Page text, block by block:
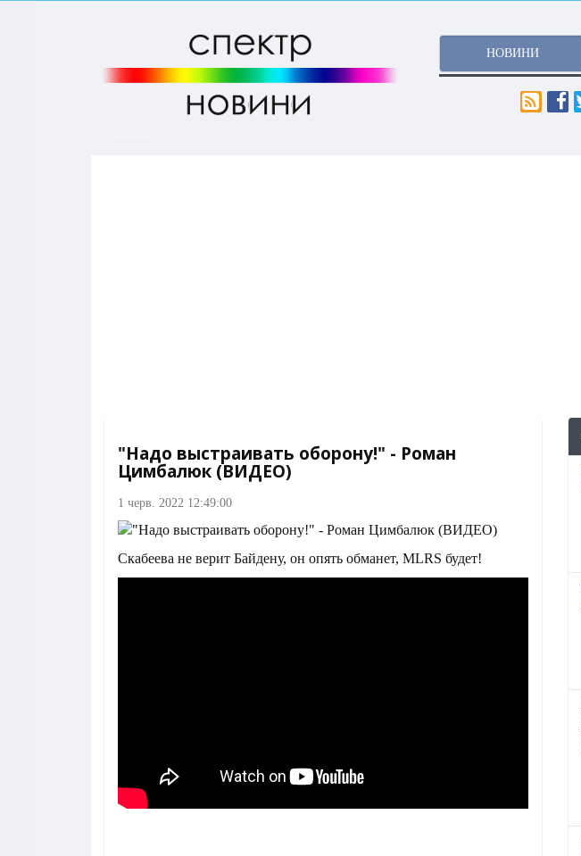
НОВИНИ
"Надо выстраивать оборону!" - Роман
Цимбалюк (ВИДЕО)
1 черв. 2022 12:49:00
Скабеева не верит Байдену, он опять обманет, MLRS будет!